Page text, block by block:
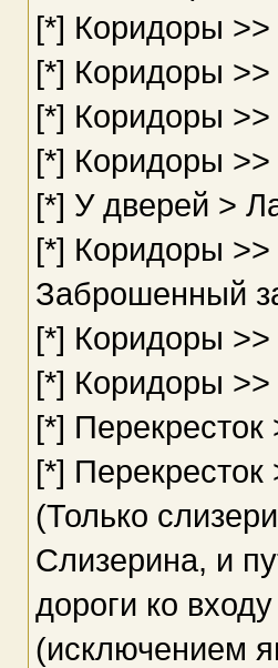
[*] Коридоры >>
[*] Коридоры >>
[*] Коридоры
[*] Коридоры
[*] У дверей >
[*] Коридоры
Заброшенный
[*] Коридоры
[*] Коридоры >>
[*]
[*]
(Только
Слизерина, и
дороги ко
(исключением